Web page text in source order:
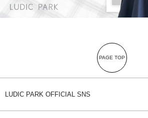
PAGE TOP
LUDIC PARK OFFICIAL SNS